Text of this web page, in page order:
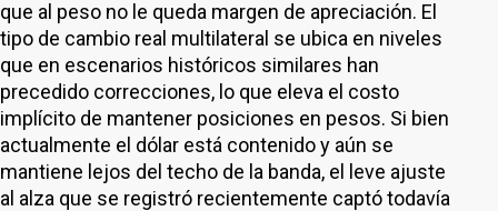
que al peso no le queda margen de apreciación. El
tipo de cambio real multilateral se ubica en niveles
que en escenarios históricos similares han
precedido correcciones, lo que eleva el costo
implícito de mantener posiciones en pesos. Si bien
actualmente el dólar está contenido y aún se
mantiene lejos del techo de la banda, el leve ajuste
al alza que se registró recientemente captó todavía